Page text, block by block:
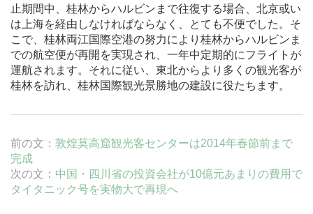
止期間中、桂林からハルビンまで往復する場合、北京或い
は上海を経由しなければならなく、とても不便でした。そ
こで、桂林両江国際空港の努力により桂林からハルビンま
での航空便が再開を実現され、一年中定期的にフライトが
運航されます。それに従い、東北からより多くの観光客が
桂林を訪れ、桂林国際観光景勝地の建設に役たちます。
前の文： 敦煌莫高窟観光客センターは2014年春節前まで
完成
次の文： 中国・四川省の投資会社が10億元あまりの費用で
タイタニック号を実物大で再現へ